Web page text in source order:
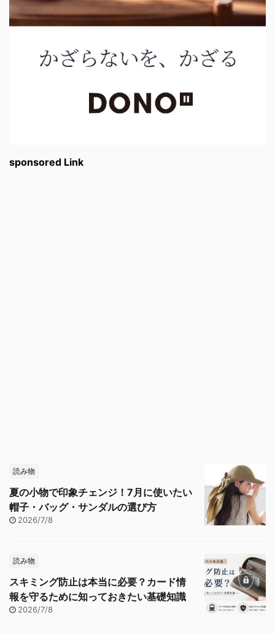
sponsored Link
読み物
夏の小物で印象チェンジ！7月に使いたい
帽子・バッグ・サンダルの選び方
2026/7/8
読み物
スキミング防止は本当に必要？カード情
報を守るために知っておきたい基礎知識
2026/7/8